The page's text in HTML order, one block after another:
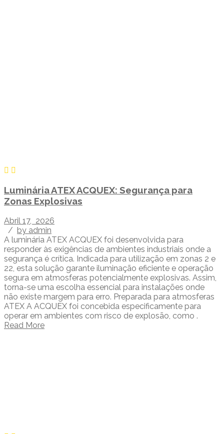
Luminária ATEX ACQUEX: Segurança para
Zonas Explosivas
Abril 17, 2026
/ by admin
A luminária ATEX ACQUEX foi desenvolvida para
responder às exigências de ambientes industriais onde a
segurança é crítica. Indicada para utilização em zonas 2 e
22, esta solução garante iluminação eficiente e operação
segura em atmosferas potencialmente explosivas. Assim,
torna-se uma escolha essencial para instalações onde
não existe margem para erro. Preparada para atmosferas
ATEX A ACQUEX foi concebida especificamente para
operar em ambientes com risco de explosão, como .
Read More